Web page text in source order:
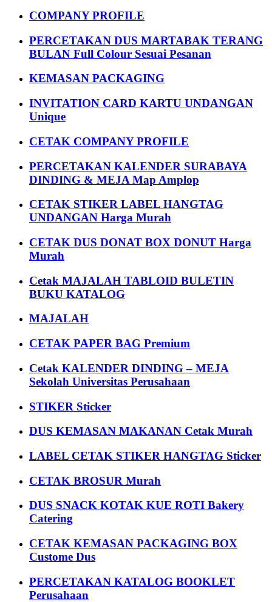
COMPANY PROFILE
PERCETAKAN DUS MARTABAK TERANG
BULAN Full Colour Sesuai Pesanan
KEMASAN PACKAGING
INVITATION CARD KARTU UNDANGAN
Unique
CETAK COMPANY PROFILE
PERCETAKAN KALENDER SURABAYA
DINDING & MEJA Map Amplop
CETAK STIKER LABEL HANGTAG
UNDANGAN Harga Murah
CETAK DUS DONAT BOX DONUT Harga
Murah
Cetak MAJALAH TABLOID BULETIN
BUKU KATALOG
MAJALAH
CETAK PAPER BAG Premium
Cetak KALENDER DINDING – MEJA
Sekolah Universitas Perusahaan
STIKER Sticker
DUS KEMASAN MAKANAN Cetak Murah
LABEL CETAK STIKER HANGTAG Sticker
CETAK BROSUR Murah
DUS SNACK KOTAK KUE ROTI Bakery
Catering
CETAK KEMASAN PACKAGING BOX
Custome Dus
PERCETAKAN KATALOG BOOKLET
Perusahaan